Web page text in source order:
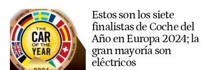
Estos son los siete
finalistas de Coche del
Año en Europa 2024; la
gran mayoría son
eléctricos